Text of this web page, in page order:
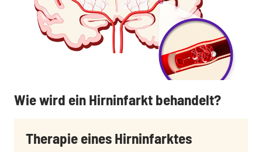
:
Wie wird ein Hirninfarkt behandelt?
Therapie eines Hirninfarktes